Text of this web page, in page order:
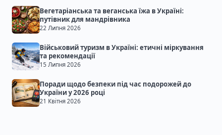
Вегетаріанська та веганська їжа в Україні:
путівник для мандрівника
22 Липня 2026
Військовий туризм в Україні: етичні міркування
та рекомендації
15 Липня 2026
Поради щодо безпеки під час подорожей до
України у 2026 році
21 Квітня 2026